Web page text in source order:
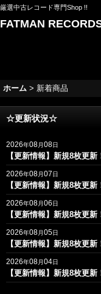
厳選中古レコード専門Shop !!
FATMAN
ホーム > 新着商品
☆更新状況☆
2026年08月08日
【更新情報】新規8枚更新
2026年08月07日
【更新情報】新規8枚更新
2026年08月06日
【更新情報】新規8枚更新
2026年08月05日
【更新情報】新規8枚更新
2026年08月04日
【更新情報】新規8枚更新